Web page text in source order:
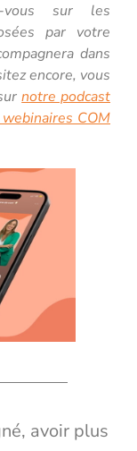
vous sur les
par votre
dans
encore, vous
notre podcast
COM
avoir plus